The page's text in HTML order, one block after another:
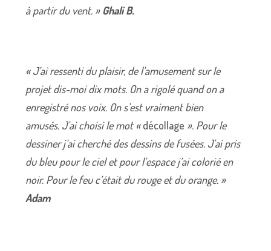
à partir du vent. »Ghali B.
« J’ai ressenti du plaisir, de l’amusement sur le
projet dis-moi dix mots. On a rigolé quand on a
enregistré nos voix. On s’est vraiment bien
amusés. J’ai choisi le mot «décollage ». Pour le
dessiner j’ai cherché des dessins de fusées. J’ai pris
du bleu pour le ciel et pour l’espace j’ai colorié en
noir. Pour le feu c’était du rouge et du orange. »
Adam